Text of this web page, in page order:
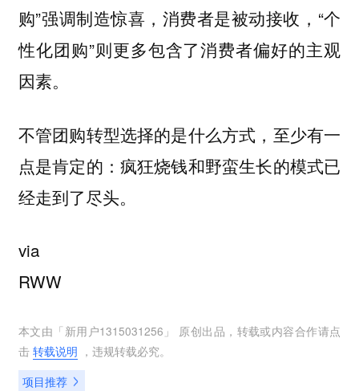
购”强调制造惊喜，消费者是被动接收，“个
性化团购”则更多包含了消费者偏好的主观
因素。
不管团购转型选择的是什么方式，至少有一
点是肯定的：疯狂烧钱和野蛮生长的模式已
经走到了尽头。
via
RWW
本文由「 新用户1315031256 」 原创出品，转载或内容合作请点
击 转载说明 ，违规转载必究。
项目推荐